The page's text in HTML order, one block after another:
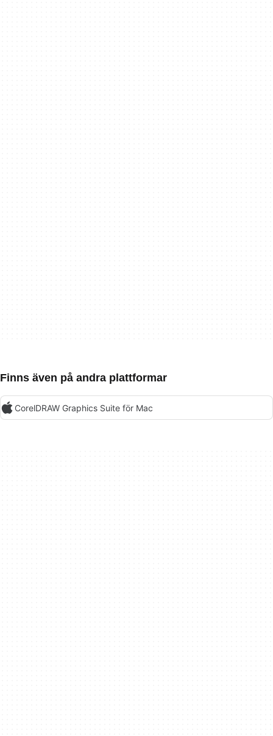
Finns även på andra plattformar
CorelDRAW Graphics Suite för Mac